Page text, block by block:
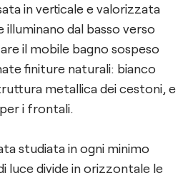
in verticale e valorizzata
illuminano dal basso verso
il mobile bagno sospeso
finiture naturali: bianco
metallica dei cestoni, e
i frontali.
studiata in ogni minimo
luce divide in orizzontale le